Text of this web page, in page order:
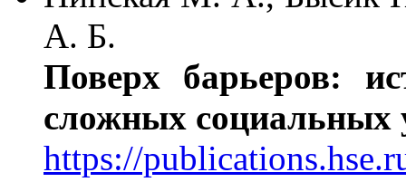
А. Б.
Поверх барьеров:
сложных социальных
https://